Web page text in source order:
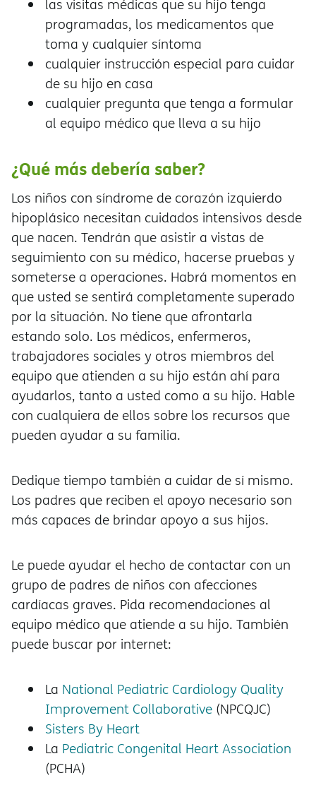
las visitas médicas que su hijo tenga
programadas, los medicamentos que
toma y cualquier síntoma
cualquier instrucción especial para cuidar
de su hijo en casa
cualquier pregunta que tenga a formular
al equipo médico que lleva a su hijo
¿Qué más debería saber?
Los niños con síndrome de corazón izquierdo
hipoplásico necesitan cuidados intensivos desde
que nacen. Tendrán que asistir a vistas de
seguimiento con su médico, hacerse pruebas y
someterse a operaciones. Habrá momentos en
que usted se sentirá completamente superado
por la situación. No tiene que afrontarla
estando solo. Los médicos, enfermeros,
trabajadores sociales y otros miembros del
equipo que atienden a su hijo están ahí para
ayudarlos, tanto a usted como a su hijo. Hable
con cualquiera de ellos sobre los recursos que
pueden ayudar a su familia.
Dedique tiempo también a cuidar de sí mismo.
Los padres que reciben el apoyo necesario son
más capaces de brindar apoyo a sus hijos.
Le puede ayudar el hecho de contactar con un
grupo de padres de niños con afecciones
cardíacas graves. Pida recomendaciones al
equipo médico que atiende a su hijo. También
puede buscar por internet:
La National Pediatric Cardiology Quality
Improvement Collaborative (NPCQJC)
Sisters By Heart
La Pediatric Congenital Heart Association
(PCHA)